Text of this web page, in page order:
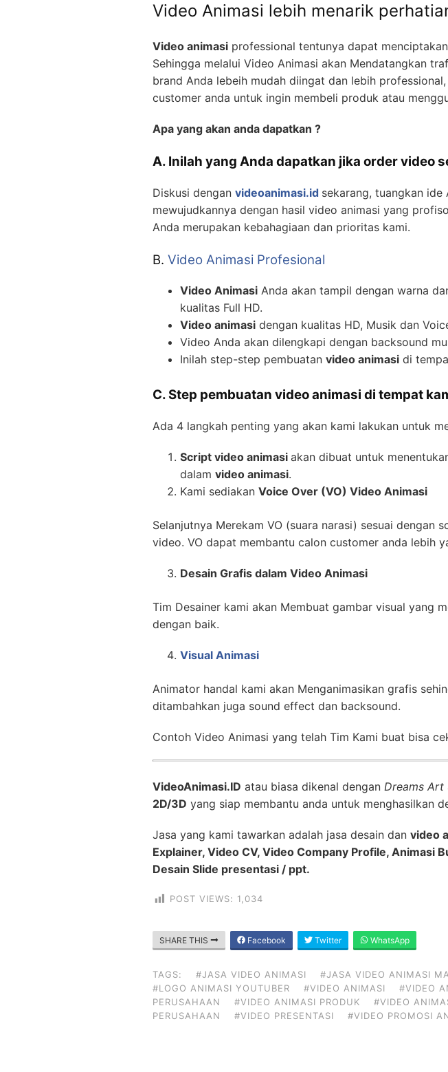
Video Animasi lebih menarik
Video animasi professional tentunya dapat
Sehingga melalui Video Animasi akan Mendatangkan
brand Anda lebeih mudah diingat dan lebih professional,
customer anda untuk ingin membeli produk atau
Apa yang akan anda dapatkan ?
A. Inilah yang Anda dapatkan jika order video
Diskusi dengan videoanimasi.id sekarang, tuangkan ide
mewujudkannya dengan hasil video animasi yang
Anda merupakan kebahagiaan dan prioritas kami.
B. Video Animasi Profesional
Video Animasi Anda akan tampil dengan warna
kualitas Full HD.
Video animasi dengan kualitas HD, Musik dan
Video Anda akan dilengkapi dengan backsound
Inilah step-step pembuatan video animasi di
C. Step pembuatan video animasi di tempat
Ada 4 langkah penting yang akan kami lakukan untuk
Script video animasi akan dibuat untuk
dalam video animasi.
Kami sediakan Voice Over (VO) Video Animasi
Selanjutnya Merekam VO (suara narasi) sesuai dengan
video. VO dapat membantu calon customer anda lebih
Desain Grafis dalam Video Animasi
Tim Desainer kami akan Membuat gambar visual yang
dengan baik.
Visual Animasi
Animator handal kami akan Menganimasikan grafis
ditambahkan juga sound effect dan backsound.
Contoh Video Animasi yang telah Tim Kami buat bisa
VideoAnimasi.ID atau biasa dikenal dengan Dreams Art
2D/3D yang siap membantu anda untuk menghasilkan
Jasa yang kami tawarkan adalah jasa desain dan video
Explainer, Video CV, Video Company Profile, Animasi
Desain Slide presentasi / ppt.
POST VIEWS: 1,034
SHARE THIS Facebook Twitter WhatsApp
TAGS: #JASA VIDEO ANIMASI #JASA VIDEO ANIMASI
#LOGO ANIMASI YOUTUBER
#VIDEO ANIMASI #VIDEO
PERUSAHAAN
#VIDEO ANIMASI PRODUK #VIDEO
PERUSAHAAN
#VIDEO PRESENTASI #VIDEO PROMOSI